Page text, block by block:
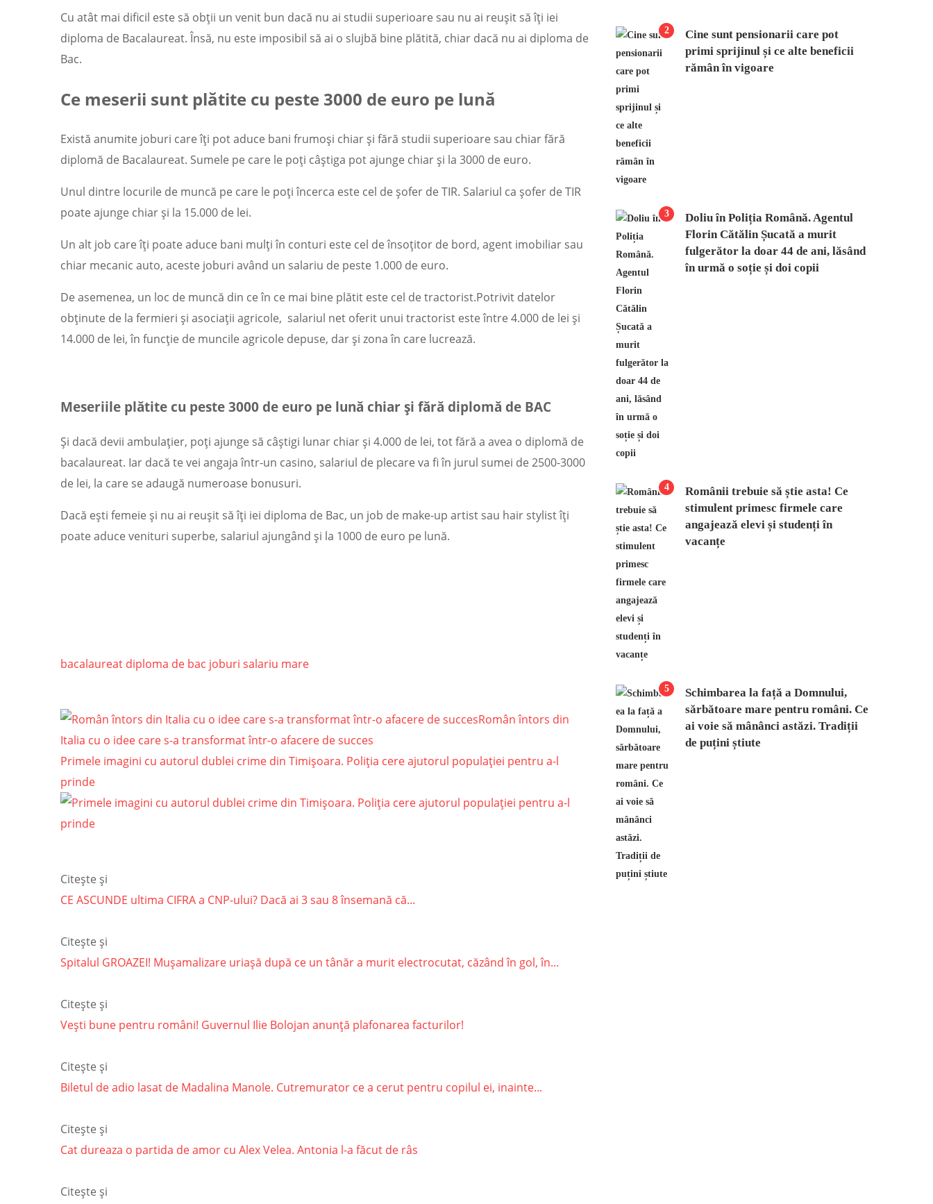
Cu atât mai dificil este să obții un venit bun dacă nu ai studii superioare sau nu ai reușit să îți iei
diploma de Bacalaureat. Însă, nu este imposibil să ai o slujbă bine plătită, chiar dacă nu ai diploma de
Bac.
Ce meserii sunt plătite cu peste 3000 de euro pe lună
Există anumite joburi care îți pot aduce bani frumoși chiar și fără studii superioare sau chiar fără
diplomă de Bacalaureat. Sumele pe care le poți câștiga pot ajunge chiar și la 3000 de euro.
Unul dintre locurile de muncă pe care le poți încerca este cel de șofer de TIR. Salariul ca șofer de TIR
poate ajunge chiar și la 15.000 de lei.
Un alt job care îți poate aduce bani mulți în conturi este cel de însoțitor de bord, agent imobiliar sau
chiar mecanic auto, aceste joburi având un salariu de peste 1.000 de euro.
De asemenea, un loc de muncă din ce în ce mai bine plătit este cel de tractorist.Potrivit datelor
obținute de la fermieri și asociații agricole, salariul net oferit unui tractorist este între 4.000 de lei și
14.000 de lei, în funcție de muncile agricole depuse, dar și zona în care lucrează.
Meseriile plătite cu peste 3000 de euro pe lună chiar și fără diplomă de BAC
Și dacă devii ambulațier, poți ajunge să câștigi lunar chiar și 4.000 de lei, tot fără a avea o diplomă de
bacalaureat. Iar dacă te vei angaja într-un casino, salariul de plecare va fi în jurul sumei de 2500-3000
de lei, la care se adaugă numeroase bonusuri.
Dacă ești femeie și nu ai reușit să îți iei diploma de Bac, un job de make-up artist sau hair stylist îți
poate aduce venituri superbe, salariul ajungând și la 1000 de euro pe lună.
bacalaureat diploma de bac joburi salariu mare
Român întors din
Italia cu o idee care s-a transformat într-o afacere de succes
Primele imagini cu autorul dublei crime din Timişoara. Poliţia cere ajutorul populaţiei pentru a-l
prinde
Citește și
CE ASCUNDE ultima CIFRA a CNP-ului? Dacă ai 3 sau 8 însemană că...
Citește și
Spitalul GROAZEI! Mușamalizare uriașă după ce un tânăr a murit electrocutat, căzând în gol, în...
Citește și
Vești bune pentru români! Guvernul Ilie Bolojan anunță plafonarea facturilor!
Citește și
Biletul de adio lasat de Madalina Manole. Cutremurator ce a cerut pentru copilul ei, inainte...
Citește și
Cat dureaza o partida de amor cu Alex Velea. Antonia l-a făcut de râs
Citește și
2
Cine sunt pensionarii care pot
primi sprijinul și ce alte beneficii
rămân în vigoare
3
Doliu în Poliția Română. Agentul
Florin Cătălin Șucată a murit
fulgerător la doar 44 de ani, lăsând
în urmă o soție și doi copii
4
Românii trebuie să știe asta! Ce
stimulent primesc firmele care
angajează elevi și studenți în
vacanțe
5
Schimbarea la față a Domnului,
sărbătoare mare pentru români. Ce
ai voie să mânânci astăzi. Tradiții
de puțini știute